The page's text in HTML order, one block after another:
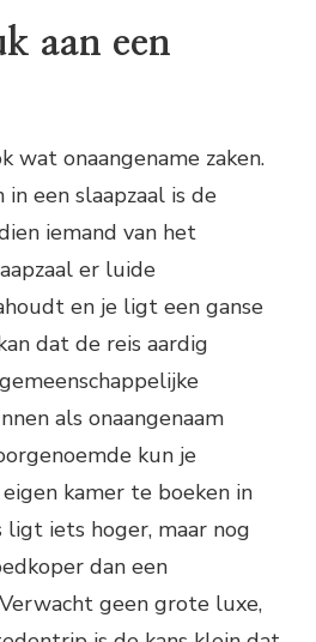
aan een
wat onaangename zaken.
een slaapzaal is de
iemand van het
er luide
en je ligt een ganse
dat de reis aardig
als onaangenaam
kun je
kamer te boeken in
ligt iets hoger, maar nog
dan een
geen grote luxe,